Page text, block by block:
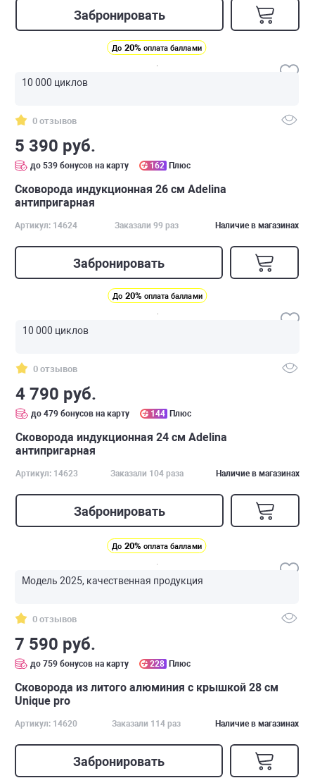
Забронировать
До 20% оплата баллами
10 000 циклов
0 отзывов
5 390 руб.
до 539 бонусов на карту 162 Плюс
Сковорода индукционная 26 см Adelina
антипригарная
Артикул: 14624 Заказали 99 раз Наличие в магазинах
Забронировать
До 20% оплата баллами
10 000 циклов
0 отзывов
4 790 руб.
до 479 бонусов на карту 144 Плюс
Сковорода индукционная 24 см Adelina
антипригарная
Артикул: 14623 Заказали 104 раза Наличие в магазинах
Забронировать
До 20% оплата баллами
Модель 2025, качественная продукция
0 отзывов
7 590 руб.
до 759 бонусов на карту 228 Плюс
Сковорода из литого алюминия с крышкой 28 см
Unique pro
Артикул: 14620 Заказали 114 раз Наличие в магазинах
Забронировать